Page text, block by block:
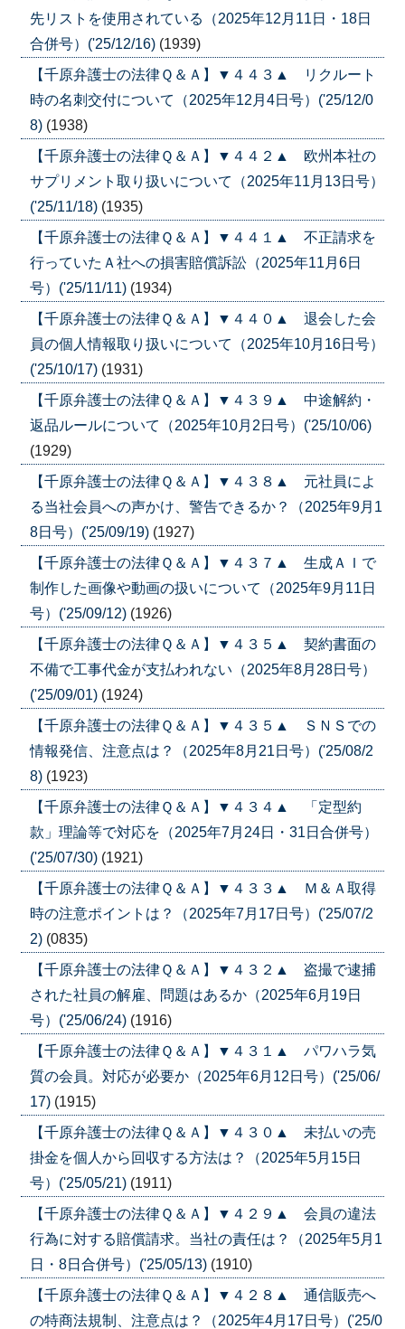
先リストを使用されている（2025年12月11日・18日
合併号）('25/12/16) (1939)
【千原弁護士の法律Ｑ＆Ａ】▼４４３▲ リクルート
時の名刺交付について（2025年12月4日号）('25/12/0
8) (1938)
【千原弁護士の法律Ｑ＆Ａ】▼４４２▲ 欧州本社の
サプリメント取り扱いについて（2025年11月13日号）
('25/11/18) (1935)
【千原弁護士の法律Ｑ＆Ａ】▼４４１▲ 不正請求を
行っていたＡ社への損害賠償訴訟（2025年11月6日
号）('25/11/11) (1934)
【千原弁護士の法律Ｑ＆Ａ】▼４４０▲ 退会した会
員の個人情報取り扱いについて（2025年10月16日号）
('25/10/17) (1931)
【千原弁護士の法律Ｑ＆Ａ】▼４３９▲ 中途解約・
返品ルールについて（2025年10月2日号）('25/10/06)
(1929)
【千原弁護士の法律Ｑ＆Ａ】▼４３８▲ 元社員によ
る当社会員への声かけ、警告できるか？（2025年9月1
8日号）('25/09/19) (1927)
【千原弁護士の法律Ｑ＆Ａ】▼４３７▲ 生成ＡＩで
制作した画像や動画の扱いについて（2025年9月11日
号）('25/09/12) (1926)
【千原弁護士の法律Ｑ＆Ａ】▼４３５▲ 契約書面の
不備で工事代金が支払われない（2025年8月28日号）
('25/09/01) (1924)
【千原弁護士の法律Ｑ＆Ａ】▼４３５▲ ＳＮＳでの
情報発信、注意点は？（2025年8月21日号）('25/08/2
8) (1923)
【千原弁護士の法律Ｑ＆Ａ】▼４３４▲ 「定型約
款」理論等で対応を（2025年7月24日・31日合併号）
('25/07/30) (1921)
【千原弁護士の法律Ｑ＆Ａ】▼４３３▲ Ｍ＆Ａ取得
時の注意ポイントは？（2025年7月17日号）('25/07/2
2) (0835)
【千原弁護士の法律Ｑ＆Ａ】▼４３２▲ 盗撮で逮捕
された社員の解雇、問題はあるか（2025年6月19日
号）('25/06/24) (1916)
【千原弁護士の法律Ｑ＆Ａ】▼４３１▲ パワハラ気
質の会員。対応が必要か（2025年6月12日号）('25/06/
17) (1915)
【千原弁護士の法律Ｑ＆Ａ】▼４３０▲ 未払いの売
掛金を個人から回収する方法は？（2025年5月15日
号）('25/05/21) (1911)
【千原弁護士の法律Ｑ＆Ａ】▼４２９▲ 会員の違法
行為に対する賠償請求。当社の責任は？（2025年5月1
日・8日合併号）('25/05/13) (1910)
【千原弁護士の法律Ｑ＆Ａ】▼４２８▲ 通信販売へ
の特商法規制、注意点は？（2025年4月17日号）('25/0